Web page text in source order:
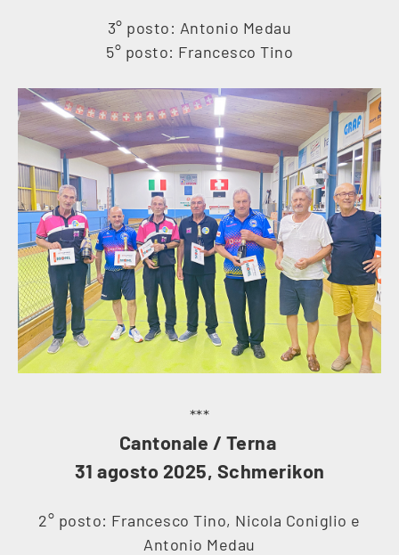
3° posto: Antonio Medau
5° posto: Francesco Tino
***
Cantonale / Terna
31 agosto 2025, Schmerikon
2° posto: Francesco Tino, Nicola Coniglio e
Antonio Medau